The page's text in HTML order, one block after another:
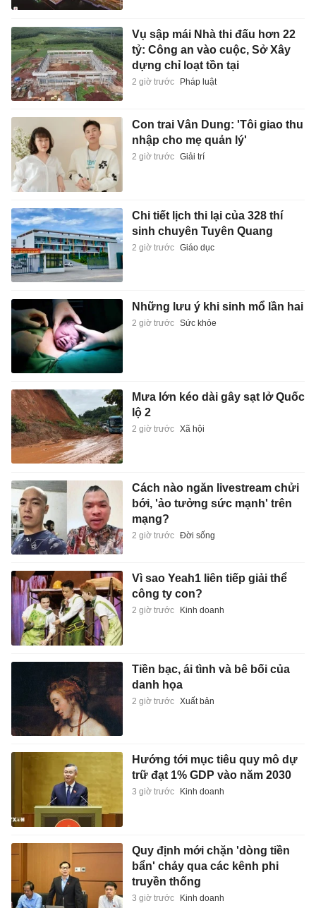
Vụ sập mái Nhà thi đấu hơn 22
tỷ: Công an vào cuộc, Sở Xây
dựng chỉ loạt tồn tại
2 giờ trước Pháp luật
Con trai Vân Dung: 'Tôi giao thu
nhập cho mẹ quản lý'
2 giờ trước Giải trí
Chi tiết lịch thi lại của 328 thí
sinh chuyên Tuyên Quang
2 giờ trước Giáo dục
Những lưu ý khi sinh mổ lần hai
2 giờ trước Sức khỏe
Mưa lớn kéo dài gây sạt lở Quốc
lộ 2
2 giờ trước Xã hội
Cách nào ngăn livestream chửi
bới, 'ảo tưởng sức mạnh' trên
mạng?
2 giờ trước Đời sống
Vì sao Yeah1 liên tiếp giải thể
công ty con?
2 giờ trước Kinh doanh
Tiền bạc, ái tình và bê bối của
danh họa
2 giờ trước Xuất bản
Hướng tới mục tiêu quy mô dự
trữ đạt 1% GDP vào năm 2030
3 giờ trước Kinh doanh
Quy định mới chặn 'dòng tiền
bẩn' chảy qua các kênh phi
truyền thống
3 giờ trước Kinh doanh